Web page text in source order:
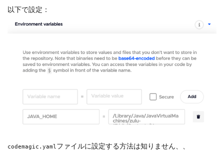
以下で設定：
codemagic.yamlファイルに設定する方法は知りません、、